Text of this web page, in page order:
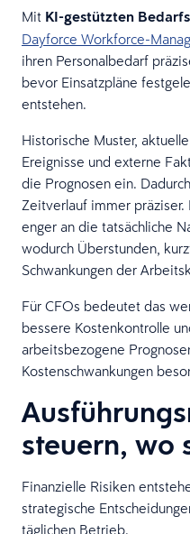
Mit KI-gestützten
Dayforce Workforce-
ihren Personalbedarf
bevor Einsatzpläne
entstehen.
Historische Muster,
Ereignisse und externe
die Prognosen ein.
Zeitverlauf immer präziser.
enger an die tatsächliche
wodurch Überstunden,
Schwankungen der
Für CFOs bedeutet das
bessere Kostenkontrolle
arbeitsbezogene
Kostenschwankungen
steuern, wo
Finanzielle Risiken
strategische
täglichen Betrieb.